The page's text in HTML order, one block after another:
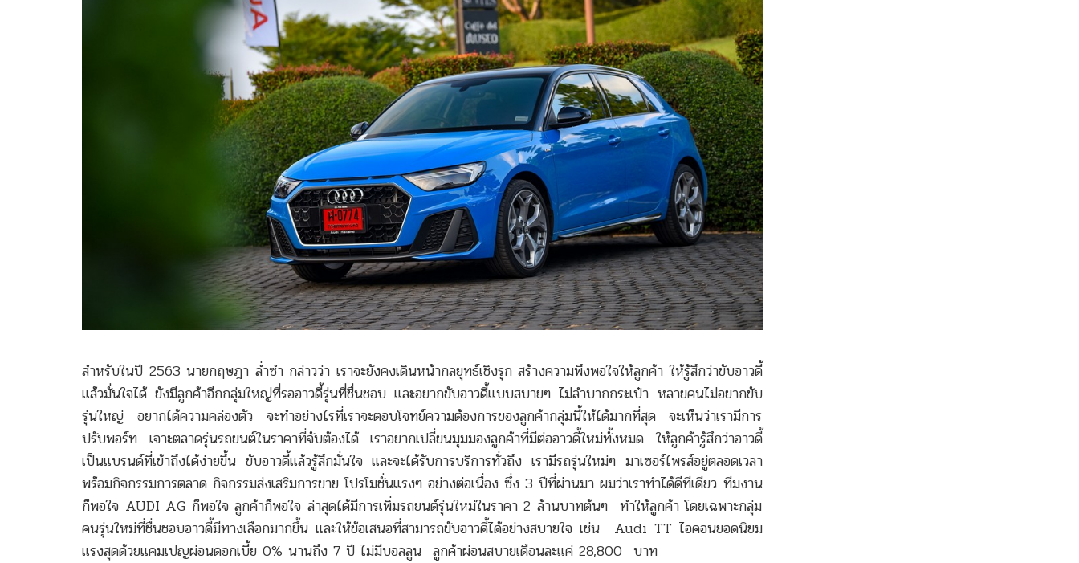
สำหรับในปี 2563 นายกฤษฎา ล่ำซำ กล่าวว่า เราจะยังคงเดินหน้ากลยุทธ์เชิงรุก สร้างความพึงพอใจให้ลูกค้า ให้รู้สึกว่าขับอาวดี้
แล้วมั่นใจได้ ยังมีลูกค้าอีกกลุ่มใหญ่ที่รออาวดี้รุ่นที่ชื่นชอบ และอยากขับอาวดี้แบบสบายๆ ไม่ลำบากกระเป๋า หลายคนไม่อยากขับ
รุ่นใหญ่ อยากได้ความคล่องตัว จะทำอย่างไรที่เราจะตอบโจทย์ความต้องการของลูกค้ากลุ่มนี้ให้ได้มากที่สุด จะเห็นว่าเรามีการ
ปรับพอร์ท เจาะตลาดรุ่นรถยนต์ในราคาที่จับต้องได้ เราอยากเปลี่ยนมุมมองลูกค้าที่มีต่ออาวดี้ใหม่ทั้งหมด ให้ลูกค้ารู้สึกว่าอาวดี้
เป็นแบรนด์ที่เข้าถึงได้ง่ายขึ้น ขับอาวดี้แล้วรู้สึกมั่นใจ และจะได้รับการบริการทั่วถึง เรามีรถรุ่นใหม่ๆ มาเซอร์ไพรส์อยู่ตลอดเวลา
พร้อมกิจกรรมการตลาด กิจกรรมส่งเสริมการขาย โปรโมชั่นแรงๆ อย่างต่อเนื่อง ซึ่ง 3 ปีที่ผ่านมา ผมว่าเราทำได้ดีทีเดียว ทีมงาน
ก็พอใจ AUDI AG ก็พอใจ ลูกค้าก็พอใจ ล่าสุดได้มีการเพิ่มรถยนต์รุ่นใหม่ในราคา 2 ล้านบาทต้นๆ ทำให้ลูกค้า โดยเฉพาะกลุ่ม
คนรุ่นใหม่ที่ชื่นชอบอาวดี้มีทางเลือกมากขึ้น และให้ข้อเสนอที่สามารถขับอาวดี้ได้อย่างสบายใจ เช่น Audi TT ไอคอนยอดนิยม
แรงสุดด้วยแคมเปญผ่อนดอกเบี้ย 0% นานถึง 7 ปี ไม่มีบอลลูน ลูกค้าผ่อนสบายเดือนละแค่ 28,800 บาท